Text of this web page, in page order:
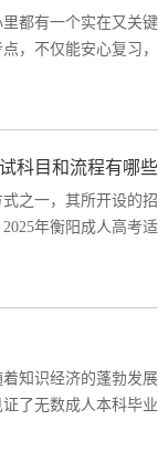
都有一个实在又关
，不仅能安心复习
科目和流程有哪
之一，其所开设的
年衡阳成人高考
知识经济的蓬勃发
了无数成人本科毕